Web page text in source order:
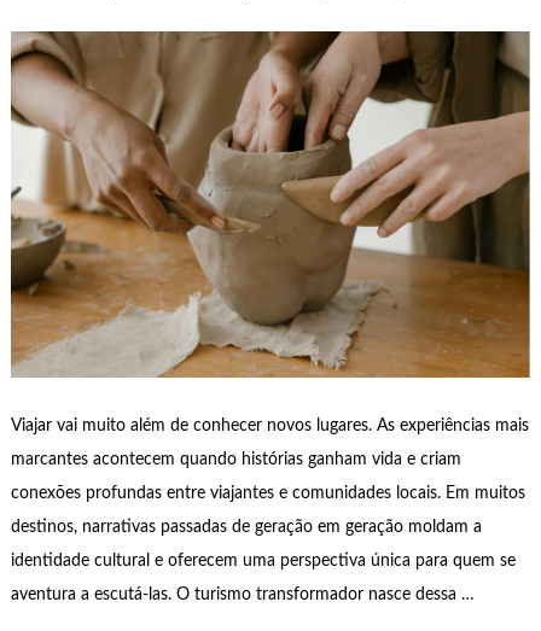
Viajar vai muito além de conhecer novos lugares. As experiências mais
marcantes acontecem quando histórias ganham vida e criam
conexões profundas entre viajantes e comunidades locais. Em muitos
destinos, narrativas passadas de geração em geração moldam a
identidade cultural e oferecem uma perspectiva única para quem se
aventura a escutá-las. O turismo transformador nasce dessa …